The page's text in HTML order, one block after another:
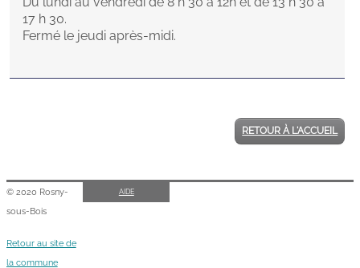
RETOUR À L'ACCUEIL
© 2020 Rosny-
sous-Bois
Retour au site de
la commune
AIDE